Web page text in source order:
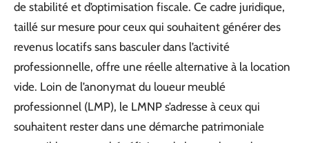
de stabilité et d’optimisation fiscale. Ce cadre juridique,
taillé sur mesure pour ceux qui souhaitent générer des
revenus locatifs sans basculer dans l’activité
professionnelle, offre une réelle alternative à la location
vide. Loin de l’anonymat du loueur meublé
professionnel (LMP), le LMNP s’adresse à ceux qui
souhaitent rester dans une démarche patrimoniale